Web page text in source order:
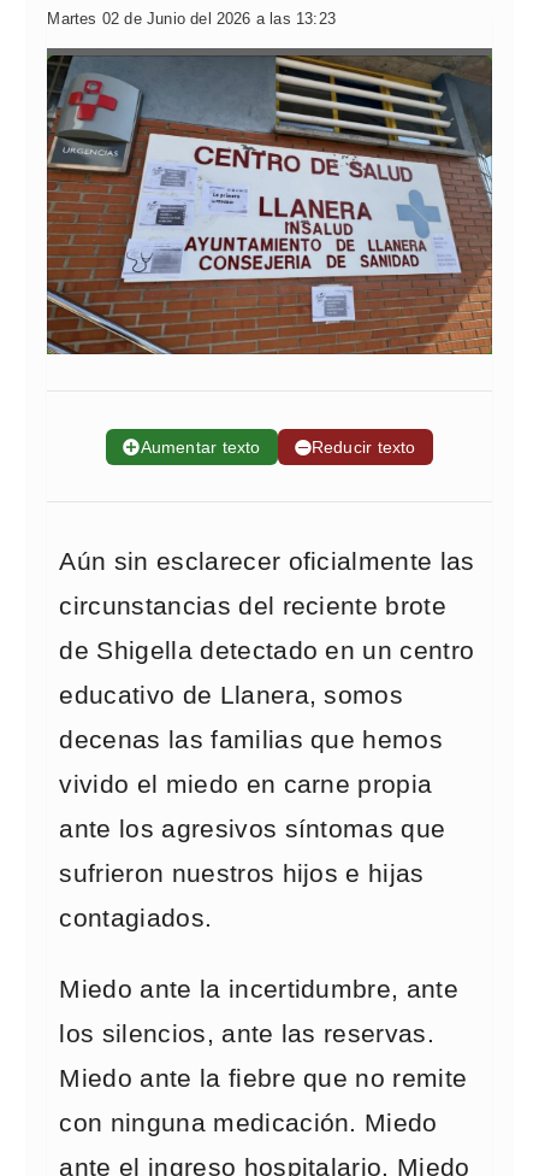
Martes 02 de Junio del 2026 a las 13:23
➕Aumentar texto ➖Reducir texto
Aún sin esclarecer oficialmente las
circunstancias del reciente brote
de Shigella detectado en un centro
educativo de Llanera, somos
decenas las familias que hemos
vivido el miedo en carne propia
ante los agresivos síntomas que
sufrieron nuestros hijos e hijas
contagiados.
Miedo ante la incertidumbre, ante
los silencios, ante las reservas.
Miedo ante la fiebre que no remite
con ninguna medicación. Miedo
ante el ingreso hospitalario. Miedo